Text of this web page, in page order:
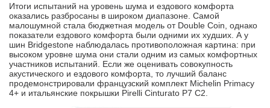
Итоги испытаний на уровень шума и ездового комфорта
оказались разбросаны в широком диапазоне. Самой
малошумной стала бюджетная модель от Double Coin, однако
показатели ездового комфорта были одними их худших. А у
шин Bridgestone наблюдалась противоположная картина: при
высоком уровне шума они стали одним из самых комфортных
участников испытаний. Если же оценивать совокупность
акустического и ездового комфорта, то лучший баланс
продемонстрировали французский комплект Michelin Primacy
4+ и итальянские покрышки Pirelli Cinturato P7 C2.